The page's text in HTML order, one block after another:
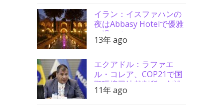
イラン：イスファハンの
夜はAbbasy Hotelで優雅
に過ごす
13年 ago
エクアドル：ラファエ
ル・コレア、COP21で国
際環境司法裁判所の創設
を要請
11年 ago